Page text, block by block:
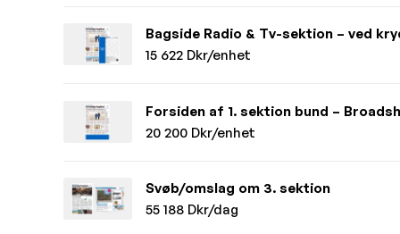
Bagside Radio & Tv-sektion – ved
15 622 Dkr/enhet
Forsiden af 1. sektion bund –
20 200 Dkr/enhet
Svøb/omslag om 3. sektion
55 188 Dkr/dag